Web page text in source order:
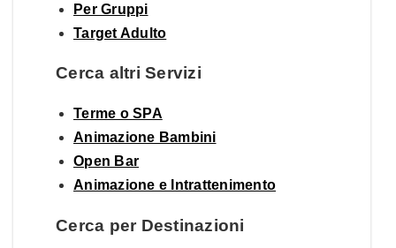
Per Gruppi
Target Adulto
Cerca altri Servizi
Terme o SPA
Animazione Bambini
Open Bar
Animazione e Intrattenimento
Cerca per Destinazioni